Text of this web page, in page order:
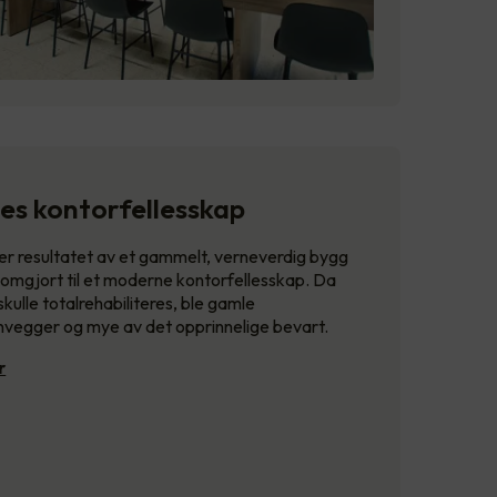
kontorfellesskap
resultatet av et gammelt, verneverdig bygg
til et moderne kontorfellesskap. Da
totalrehabiliteres, ble gamle
og mye av det opprinnelige bevart.